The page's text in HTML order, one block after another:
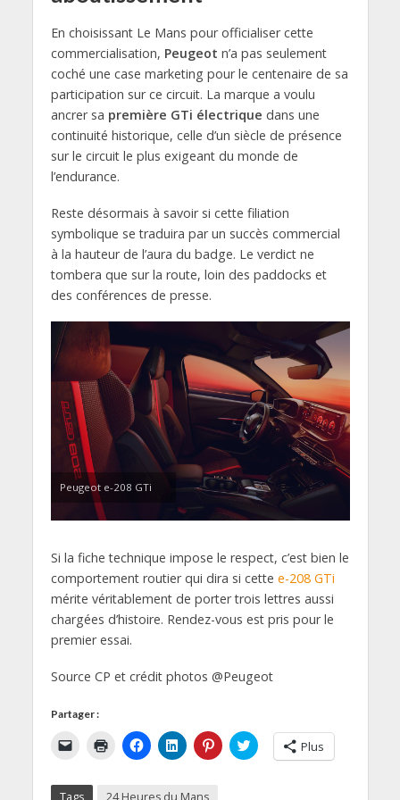
En choisissant Le Mans pour officialiser cette
commercialisation, Peugeot n’a pas seulement
coché une case marketing pour le centenaire de sa
participation sur ce circuit. La marque a voulu
ancrer sa première GTi électrique dans une
continuité historique, celle d’un siècle de présence
sur le circuit le plus exigeant du monde de
l’endurance.
Reste désormais à savoir si cette filiation
symbolique se traduira par un succès commercial
à la hauteur de l’aura du badge. Le verdict ne
tombera que sur la route, loin des paddocks et
des conférences de presse.
Peugeot e-208 GTi
Si la fiche technique impose le respect, c’est bien le
comportement routier qui dira si cette e-208 GTi
mérite véritablement de porter trois lettres aussi
chargées d’histoire. Rendez-vous est pris pour le
premier essai.
Source CP et crédit photos @Peugeot
Partager :
u u
C
l
C
l
u
C
l
C
l Plus
Tags
24 Heures du Mans